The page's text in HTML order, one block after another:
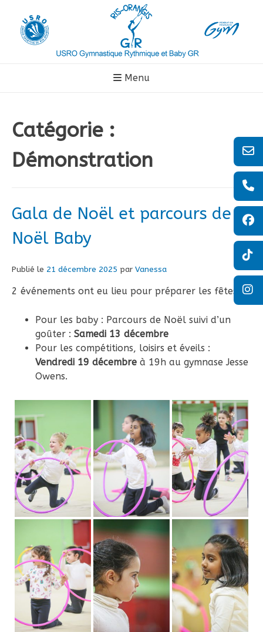
contenu
Menu
Catégorie :
Démonstration
Gala de Noël et parcours de
Noël Baby
Publié le 21 décembre 2025 par Vanessa
2 événements ont eu lieu pour préparer les fêtes :
Pour les baby : Parcours de Noël suivi d’un
goûter : Samedi 13 décembre
Pour les compétitions, loisirs et éveils :
Vendredi 19 décembre à 19h au gymnase Jesse
Owens.